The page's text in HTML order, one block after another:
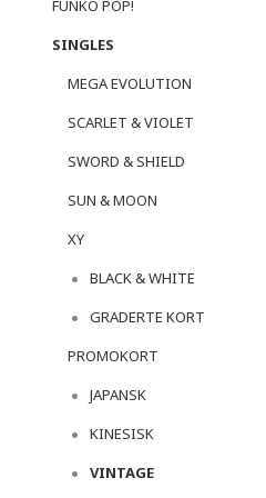
FUNKO POP!
SINGLES
MEGA EVOLUTION
SCARLET & VIOLET
SWORD & SHIELD
SUN & MOON
XY
BLACK & WHITE
GRADERTE KORT
PROMOKORT
JAPANSK
KINESISK
VINTAGE